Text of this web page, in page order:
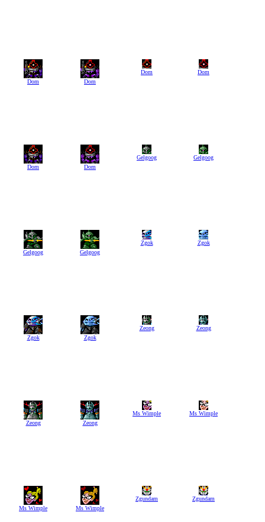
Dom Dom
Dom Dom
Dom Dom
Gelgoog Gelgoog
Gelgoog Gelgoog
Zgok Zgok
Zgok Zgok
Zeong Zeong
Zeong Zeong
Ms Wimple Ms Wimple
Ms Wimple Ms Wimple
Zgundam Zgundam